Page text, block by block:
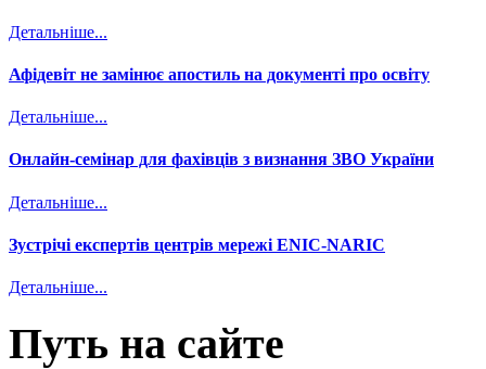
Детальніше...
Афідевіт не замінює апостиль на документі про освіту
Детальніше...
Онлайн-семінар для фахівців з визнання ЗВО України
Детальніше...
Зустрічі експертів центрів мережі ENIC-NARIC
Детальніше...
Путь на сайте